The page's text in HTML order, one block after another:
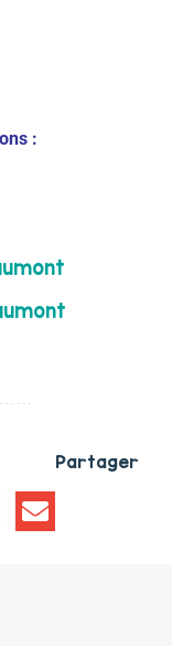
:
Partager